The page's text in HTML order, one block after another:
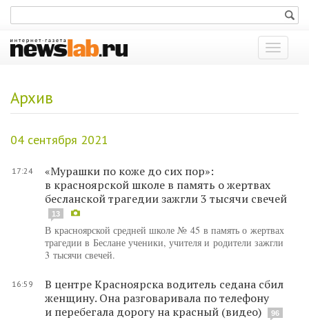
Показать
меню
Архив
04 сентября 2021
17:24
«Мурашки по коже до сих пор»:
в красноярской школе в память о жертвах
бесланской трагедии зажгли 3 тысячи свечей
13
В красноярской средней школе № 45 в память о жертвах
трагедии в Беслане ученики, учителя и родители зажгли
3 тысячи свечей.
16:59
В центре Красноярска водитель седана сбил
женщину. Она разговаривала по телефону
и перебегала дорогу на красный (видео)
96